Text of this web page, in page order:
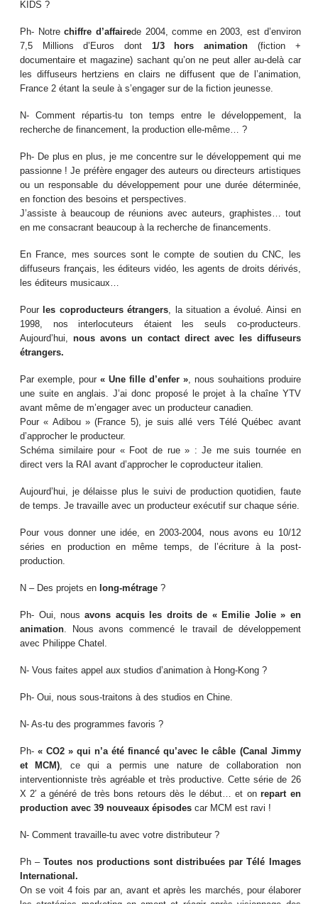
KIDS ?
Ph- Notrechiffre d’affairede 2004, comme en 2003, est d’environ
7,5 Millions d’Euros dont 1/3 hors animation (fiction +
documentaire et magazine) sachant qu’on ne peut aller au-delà car
les diffuseurs hertziens en clairs ne diffusent que de l’animation,
France 2 étant la seule à s’engager sur de la fiction jeunesse.
N- Comment répartis-tu ton temps entre le développement, la
recherche de financement, la production elle-même… ?
Ph- De plus en plus, je me concentre sur le développement qui me
passionne ! Je préfère engager des auteurs ou directeurs artistiques
ou un responsable du développement pour une durée déterminée,
en fonction des besoins et perspectives.
J’assiste à beaucoup de réunions avec auteurs, graphistes… tout
en me consacrant beaucoup à la recherche de financements.
En France, mes sources sont le compte de soutien du CNC, les
diffuseurs français, les éditeurs vidéo, les agents de droits dérivés,
les éditeurs musicaux…
Pour les coproducteurs étrangers, la situation a évolué. Ainsi en
1998, nos interlocuteurs étaient les seuls co-producteurs.
Aujourd’hui,nous avons un contact direct avec les diffuseurs
étrangers.
Par exemple, pour « Une fille d’enfer », nous souhaitions produire
une suite en anglais. J’ai donc proposé le projet à la chaîne YTV
avant même de m’engager avec un producteur canadien.
Pour « Adibou » (France 5), je suis allé vers Télé Québec avant
d’approcher le producteur.
Schéma similaire pour « Foot de rue » : Je me suis tournée en
direct vers la RAI avant d’approcher le coproducteur italien.
Aujourd’hui, je délaisse plus le suivi de production quotidien, faute
de temps. Je travaille avec un producteur exécutif sur chaque série.
Pour vous donner une idée, en 2003-2004, nous avons eu 10/12
séries en production en même temps, de l’écriture à la post-
production.
N – Des projets en long-métrage ?
Ph- Oui, nousavons acquis les droits de « Emilie Jolie » en
animation. Nous avons commencé le travail de développement
avec Philippe Chatel.
N- Vous faites appel aux studios d’animation à Hong-Kong ?
Ph- Oui, nous sous-traitons à des studios en Chine.
N- As-tu des programmes favoris ?
Ph-« CO2 » qui n’a été financé qu’avec le câble (Canal Jimmy
et MCM), ce qui a permis une nature de collaboration non
interventionniste très agréable et très productive. Cette série de 26
X 2′ a généré de très bons retours dès le début… et onrepart en
production avec 39 nouveaux épisodes car MCM est ravi !
N- Comment travaille-tu avec votre distributeur ?
Ph –Toutes nos productions sont distribuées par Télé Images
International.
On se voit 4 fois par an, avant et après les marchés, pour élaborer